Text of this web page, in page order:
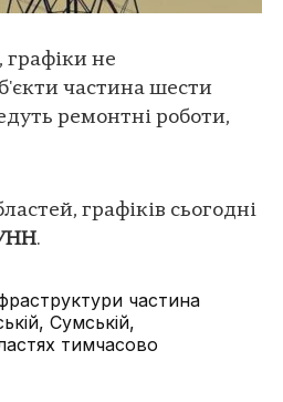
графіки не
частина шести
ремонтні роботи,
графіків сьогодні
.
частина
Сумській,
тимчасово